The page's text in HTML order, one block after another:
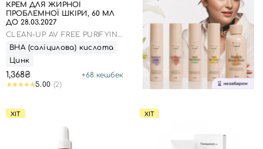
КРЕМ ДЛЯ ЖИРНОЇ
ПРОБЛЕМНОЇ ШКІРИ, 60 МЛ
ДО 28.03.2027
CLEAN-UP AV FREE PURIFYING
MOISTURIZER
ВНА (саліцилова) кислота
Цинк
1,368₴ +68 кешбек
5.00 (2)
ХІТ ХІТ